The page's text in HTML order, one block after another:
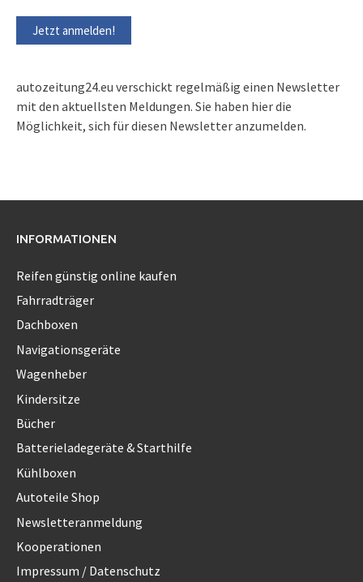
autozeitung24.eu verschickt regelmäßig einen Newsletter
mit den aktuellsten Meldungen. Sie haben hier die
Möglichkeit, sich für diesen Newsletter anzumelden.
INFORMATIONEN
Reifen günstig online kaufen
Fahrradträger
Dachboxen
Navigationsgeräte
Wagenheber
Kindersitze
Bücher
Batterieladegeräte & Starthilfe
Kühlboxen
Autoteile Shop
Newsletteranmeldung
Kooperationen
Impressum / Datenschutz